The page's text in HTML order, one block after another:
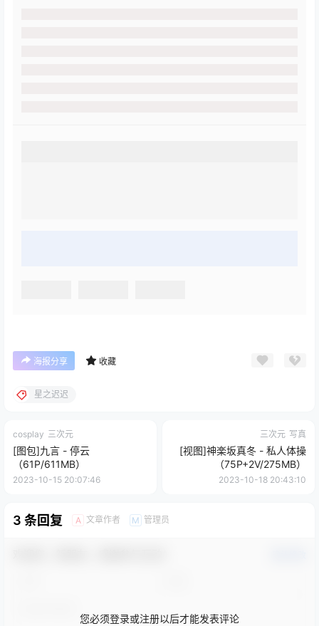
海报分享 收藏
星之迟迟
cosplay 三次元
[图包]九言 - 停云
（61P/611MB）
2023-10-15 20:07:46
三次元 写真
[视图]神楽坂真冬 - 私人体操
（75P+2V/275MB）
2023-10-18 20:43:10
3 条回复 A 文章作者 M 管理员
您必须登录或注册以后才能发表评论